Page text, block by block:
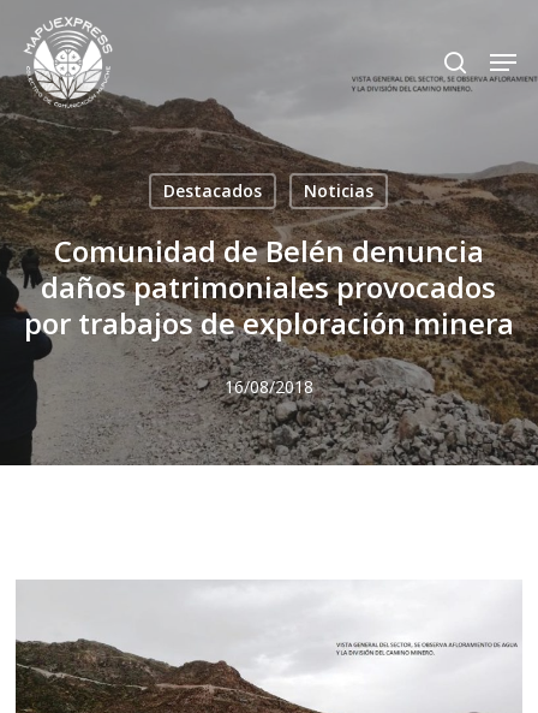
main
content
search
Destacados Noticias
Comunidad de Belén denuncia
daños patrimoniales provocados
por trabajos de exploración minera
16/08/2018
Close